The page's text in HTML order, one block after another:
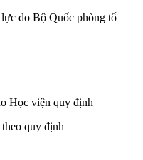
do Bộ Quốc phòng tổ
Học viện quy định
quy định